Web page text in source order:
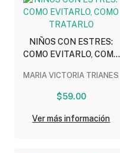
NIÑOS CON ESTRES:
COMO EVITARLO, COMO
MARIA VICTORIA TRIANES
$59.00
Ver más información